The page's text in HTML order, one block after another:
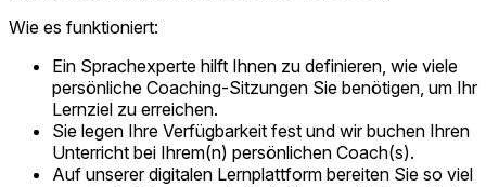
Wie es funktioniert:
Ein Sprachexperte hilft Ihnen zu definieren, wie viele
persönliche Coaching-Sitzungen Sie benötigen, um Ihr
Lernziel zu erreichen.
Sie legen Ihre Verfügbarkeit fest und wir buchen Ihren
Unterricht bei Ihrem(n) persönlichen Coach(s).
Auf unserer digitalen Lernplattform bereiten Sie so viel